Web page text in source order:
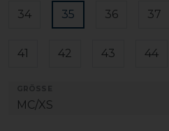
34 35 36 37
41 42 43 44